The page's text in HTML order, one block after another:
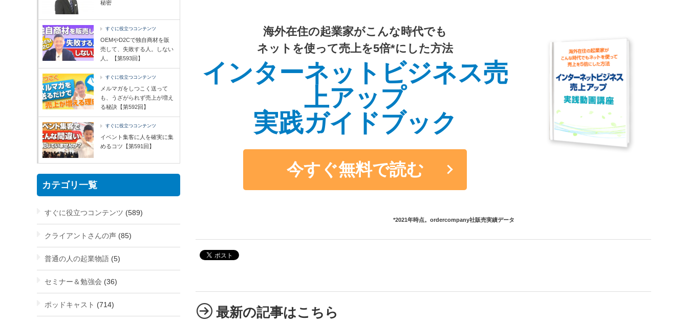
海外在住の起業家がこんな時代でも
ネットを使って売上を5倍*にした方法
インターネットビジネス売
上アップ
実践ガイドブック
今すぐ無料で読む
*2021年時点。ordercompany社販売実績データ
最新の記事はこちら
秘密
すぐに役立つコンテンツ
OEMやD2Cで独自商材を販
売して、失敗する人。しない
人。【第593回】
すぐに役立つコンテンツ
メルマガをしつこく送って
も、うざがられず売上が増え
る秘訣【第592回】
すぐに役立つコンテンツ
イベント集客に人を確実に集
めるコツ【第591回】
カテゴリ一覧
すぐに役立つコンテンツ (589)
クライアントさんの声 (85)
普通の人の起業物語 (5)
セミナー＆勉強会 (36)
ポッドキャスト (714)